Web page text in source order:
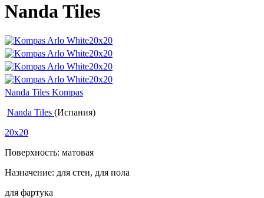
Nanda Tiles
Nanda Tiles Kompas
Nanda Tiles (Испания)
20x20
Поверхность: матовая
Назначение: для стен, для пола
для фартука